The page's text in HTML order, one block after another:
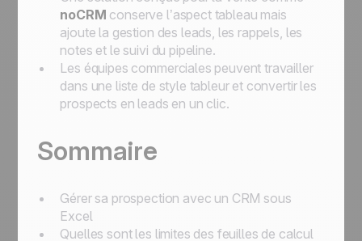
noCRM conserve l’aspect tableau mais
ajoute la gestion des leads, les rappels, les
notes et le suivi du pipeline.
Les équipes commerciales peuvent travailler
dans une liste de style tableur et convertir les
prospects en leads en un clic.
Sommaire
Gérer sa prospection avec un CRM sous
Excel
Quelles sont les limites des feuilles de calcul